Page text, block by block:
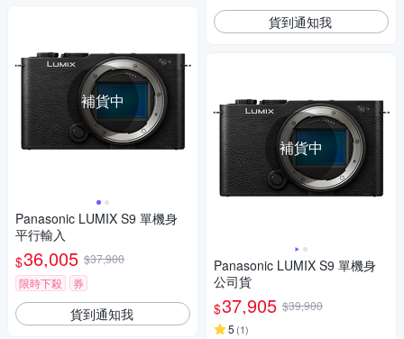
補貨中
Panasonic LUMIX S9 單機身
平行輸入
$36,005 $37,900
限時下殺
券
貨到通知我
貨到通知我
補貨中
Panasonic LUMIX S9 單機身
公司貨
$37,905 $39,900
5 (1)